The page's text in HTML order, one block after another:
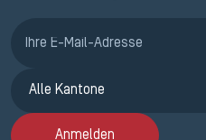
Anmelden